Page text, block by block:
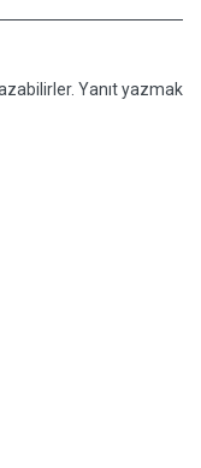
Yanıt yazmak